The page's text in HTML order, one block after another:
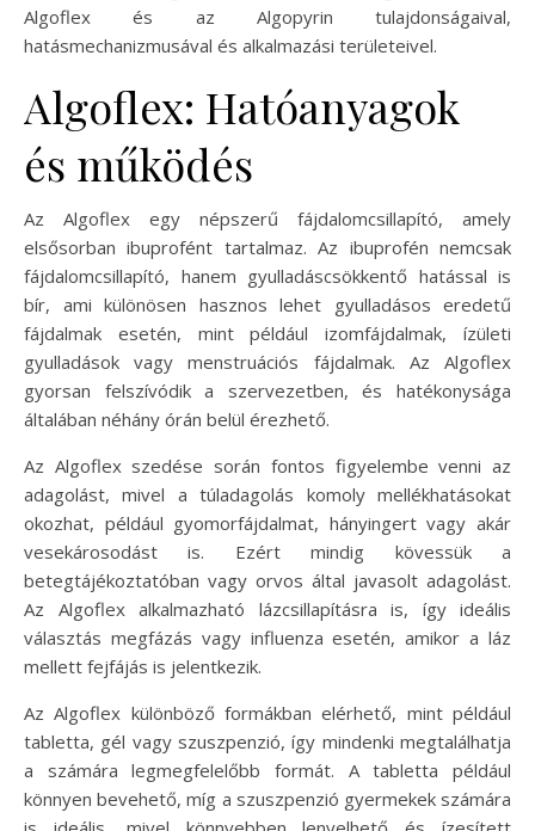
Algoflex és az Algopyrin tulajdonságaival,
hatásmechanizmusával és alkalmazási területeivel.
Algoflex: Hatóanyagok
és működés
Az Algoflex egy népszerű fájdalomcsillapító, amely
elsősorban ibuprofént tartalmaz. Az ibuprofén nemcsak
fájdalomcsillapító, hanem gyulladáscsökkentő hatással is
bír, ami különösen hasznos lehet gyulladásos eredetű
fájdalmak esetén, mint például izomfájdalmak, ízületi
gyulladások vagy menstruációs fájdalmak. Az Algoflex
gyorsan felszívódik a szervezetben, és hatékonysága
általában néhány órán belül érezhető.
Az Algoflex szedése során fontos figyelembe venni az
adagolást, mivel a túladagolás komoly mellékhatásokat
okozhat, például gyomorfájdalmat, hányingert vagy akár
vesekárosodást is. Ezért mindig kövessük a
betegtájékoztatóban vagy orvos által javasolt adagolást.
Az Algoflex alkalmazható lázcsillapításra is, így ideális
választás megfázás vagy influenza esetén, amikor a láz
mellett fejfájás is jelentkezik.
Az Algoflex különböző formákban elérhető, mint például
tabletta, gél vagy szuszpenzió, így mindenki megtalálhatja
a számára legmegfelelőbb formát. A tabletta például
könnyen bevehető, míg a szuszpenzió gyermekek számára